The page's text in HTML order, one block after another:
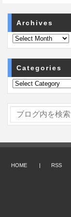
Archives
Categories
HOME RSS